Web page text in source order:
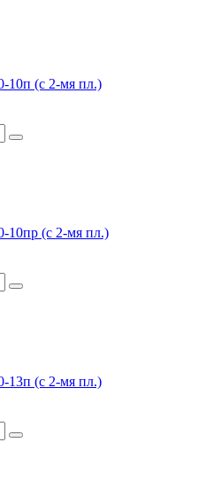
(с 2-мя пл.)
(с 2-мя пл.)
(с 2-мя пл.)